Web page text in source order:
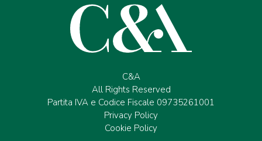
C&A
All Rights Reserved
Partita IVA e Codice Fiscale 09735261001
Privacy Policy
Cookie Policy